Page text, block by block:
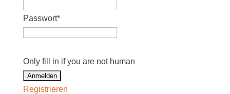
Passwort*
Only fill in if you are not human
Registrieren